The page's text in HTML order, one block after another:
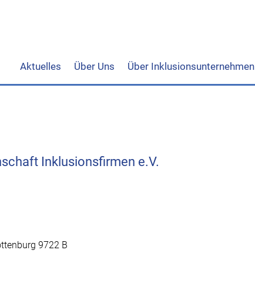
Aktuelles Über Uns Über Inklusionsunternehmen
Inklusionsfirmen e.V.
9722 B